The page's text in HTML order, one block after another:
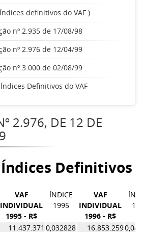
definitivos do VAF )
nº 2.935 de 17/08/98
nº 2.976 de 12/04/99
nº 3.000 de 02/08/99
Definitivos do VAF
2.976, DE 12 DE
Definitivos
VAF
INDIVIDUAL
1995 - R$
ÍNDICE
1995
VAF
INDIVIDUAL
1996 - R$
11.437.371 0,032828 16.853.259